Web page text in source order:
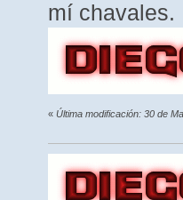
mí chavales.
« Última modificación: 30 de